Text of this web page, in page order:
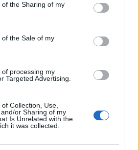
or usage behaviour. You may click to
to Google and its third-party tags to
specified purposes in below Google
the Sharing of my
the Sale of my
processing my
Targeted Advertising.
Collection, Use,
or Sharing of my
Is Unrelated with the
it was collected.
των διεθνών οίκων φέρνουν
οικονομία και τράπεζες
για την οικονομία και τις τράπεζες
αναβαθμίσεων του ελληνικού
Συντακτική